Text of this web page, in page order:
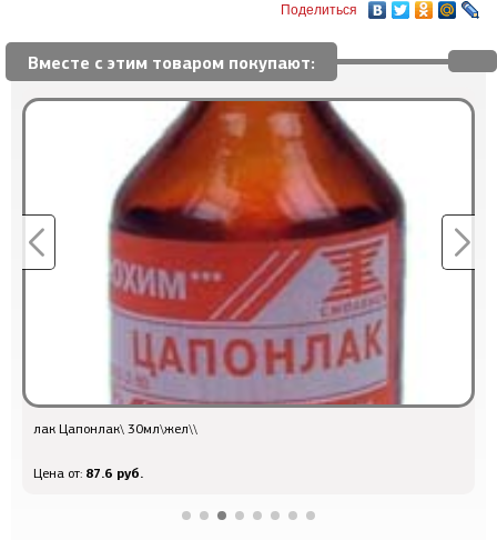
Поделиться
Вместе с этим товаром покупают:
лак Цапонлак\ 30мл\жел\\
Цена от: 87.6 руб.